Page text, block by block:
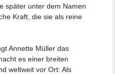
später unter dem Namen
Kraft, die sie als reine
Annette Müller das
es einer breiten
weltweit vor Ort: Als